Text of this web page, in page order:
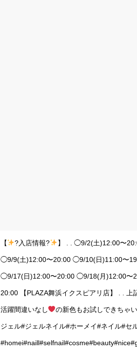
【 ?入店情報? 】 . . ◯9/2(土)12:00〜
◯9/9(土)12:00〜20:00 ◯9/10(日)11:00〜
◯9/17(日)12:00〜20:00 ◯9/18(月)12:00〜
20:00 【PLAZA舞浜イクスピアリ店】 . .
活躍間違いなし の新色もお試しできちゃ
ジェル#ジェルネイル#ホーメイ#ネイル#セ